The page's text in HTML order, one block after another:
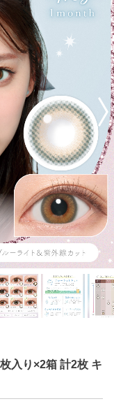
入り×2箱 計2枚 キ